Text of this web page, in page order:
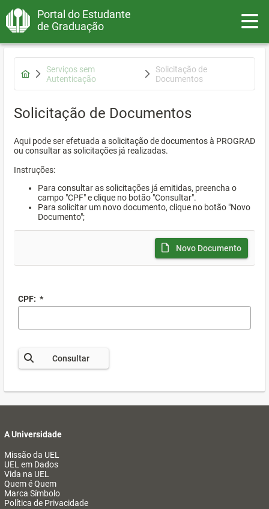
Portal do Estudante
de Graduação
Serviços sem
Autenticação
Solicitação de
Documentos
Solicitação de Documentos
Aqui pode ser efetuada a solicitação de documentos à PROGRAD
ou consultar as solicitações já realizadas.
Instruções:
Para consultar as solicitações já emitidas, preencha o
campo "CPF" e clique no botão "Consultar".
Para solicitar um novo documento, clique no botão "Novo
Documento";
Novo Documento
CPF: *
Consultar
A Universidade
Missão da UEL
UEL em Dados
Vida na UEL
Quem é Quem
Marca Símbolo
Política de Privacidade